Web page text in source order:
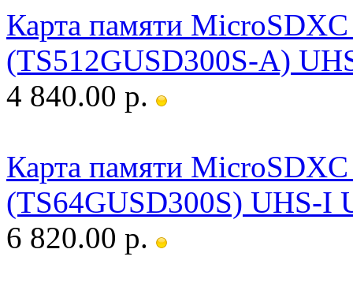
Карта памяти
(TS512GUSD300S-A)
4 840.00 р.
Карта памяти
(TS64GUSD300S) UHS-I
6 820.00 р.